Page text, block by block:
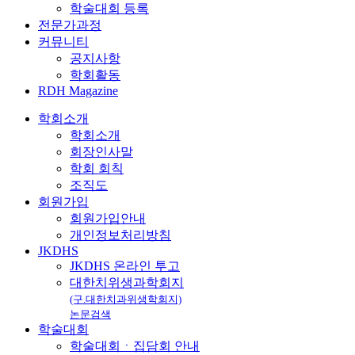
학술대회 등록
전문가과정
커뮤니티
공지사항
학회활동
RDH Magazine
학회소개
학회소개
회장인사말
학회 회칙
조직도
회원가입
회원가입안내
개인정보처리방침
JKDHS
JKDHS 온라인 투고
대한치위생과학회지
(구.대한치과위생학회지)
논문검색
학술대회
학술대회ㆍ집담회 안내